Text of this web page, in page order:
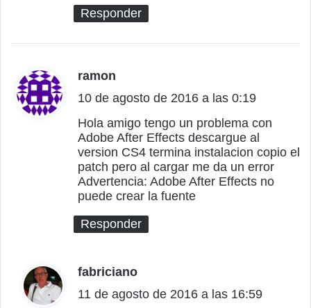
Responder
ramon
i
c
e
:
10 de agosto de 2016 a las 0:19
Hola amigo tengo un problema con
Adobe After Effects descargue al
version CS4 termina instalacion copio el
patch pero al cargar me da un error
Advertencia: Adobe After Effects no
puede crear la fuente
Responder
fabriciano
i
11 de agosto de 2016 a las 16:59